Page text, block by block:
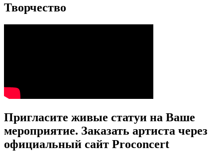
Творчество
Пригласите живые статуи на Ваше
мероприятие. Заказать артиста через
официальный сайт Proconcert